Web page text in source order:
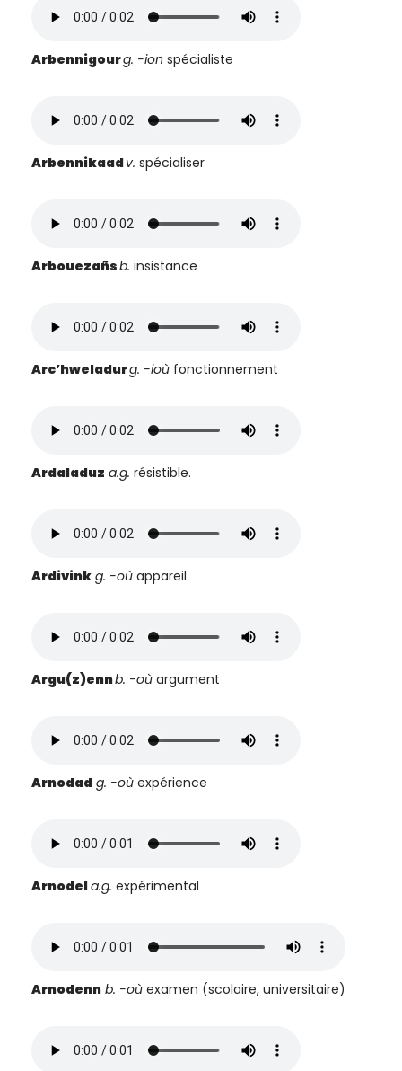
Arbennigourg. -ion spécialiste
Arbennikaadv. spécialiser
Arbouezañsb. insistance
Arc’hweladurg. -ioù fonctionnement
Ardaladuz a.g. résistible.
Ardivink g. -où appareil
Argu(z)ennb. -où argument
Arnodad g. -où expérience
Arnodela.g. expérimental
Arnodenn b. -où examen (scolaire, universitaire)